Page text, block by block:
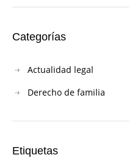
Categorías
Actualidad legal
Derecho de familia
Etiquetas